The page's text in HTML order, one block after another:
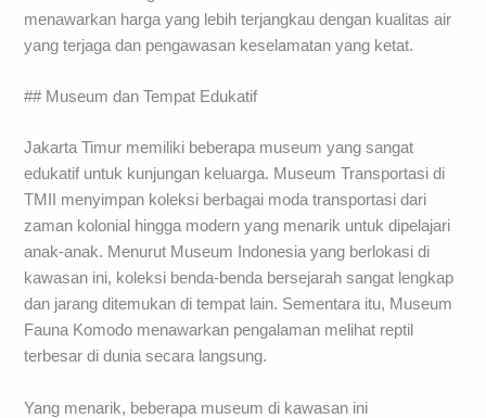
menawarkan harga yang lebih terjangkau dengan kualitas air
yang terjaga dan pengawasan keselamatan yang ketat.
## Museum dan Tempat Edukatif
Jakarta Timur memiliki beberapa museum yang sangat
edukatif untuk kunjungan keluarga. Museum Transportasi di
TMII menyimpan koleksi berbagai moda transportasi dari
zaman kolonial hingga modern yang menarik untuk dipelajari
anak-anak. Menurut Museum Indonesia yang berlokasi di
kawasan ini, koleksi benda-benda bersejarah sangat lengkap
dan jarang ditemukan di tempat lain. Sementara itu, Museum
Fauna Komodo menawarkan pengalaman melihat reptil
terbesar di dunia secara langsung.
Yang menarik, beberapa museum di kawasan ini